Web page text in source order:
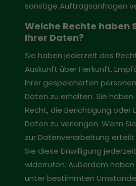
sonstige Auftragsanfragen
Welche Rechte haben
Ihrer Daten?
Sie haben jederzeit das
Auskunft über Herkunft,
Ihrer gespeicherten
Daten zu erhalten. Sie
Recht, die Berichtigung oder
Daten zu verlangen. Wenn
zur Datenverarbeitung erteilt
Sie diese Einwilligung
widerrufen. Außerdem haben
unter bestimmten